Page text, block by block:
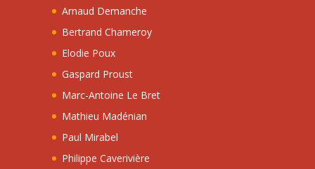
Arnaud Demanche
Bertrand Chameroy
Elodie Poux
Gaspard Proust
Marc-Antoine Le Bret
Mathieu Madénian
Paul Mirabel
Philippe Caverivière